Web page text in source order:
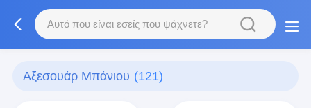
Αξεσουάρ Μπάνιου (121)